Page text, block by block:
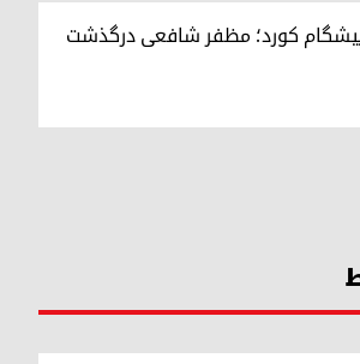
پیشگام کورد؛ مظفر شافعی درگذشت